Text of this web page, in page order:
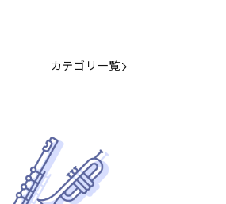
カテゴリ一覧